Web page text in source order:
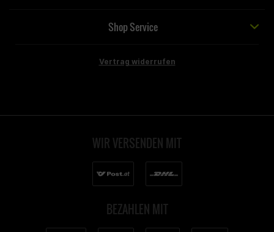
Shop Service
Vertrag widerrufen
WIR VERSENDEN MIT
BEZAHLEN MIT